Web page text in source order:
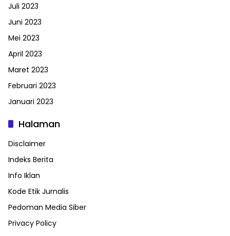
Juli 2023
Juni 2023
Mei 2023
April 2023
Maret 2023
Februari 2023
Januari 2023
Halaman
Disclaimer
Indeks Berita
Info Iklan
Kode Etik Jurnalis
Pedoman Media Siber
Privacy Policy